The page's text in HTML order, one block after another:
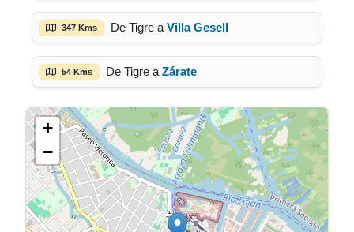
347 Kms De Tigre a Villa Gesell
54 Kms De Tigre a Zárate
+
−